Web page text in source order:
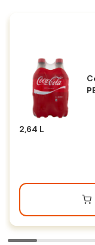
2,64 L